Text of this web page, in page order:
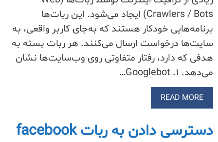
Crawlers / Bots) ایجاد می‌شود. این ربات‌ها
برنامه‌هایی خودکار هستند که به‌جای کاربر واقعی، به
سایت‌ها درخواست ارسال می‌کنند. هر ربات بسته به
هدفی که دارد، رفتار متفاوتی روی وب‌سایت‌ها نشان
می‌دهد. ۱. Googlebot…
READ MORE
دسترسی دادن به ربات facebook